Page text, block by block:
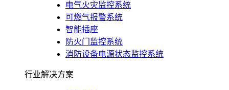
电气火灾监控系统
可燃气报警系统
智能插座
防火门监控系统
消防设备电源状态监控系统
行业解决方案